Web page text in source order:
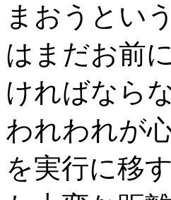
まおうとい
はまだお前
ければなら
われわれが
を実行に移